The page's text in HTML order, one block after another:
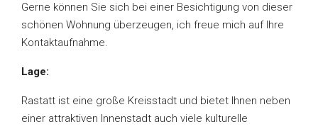
Gerne können Sie sich bei einer Besichtigung von dieser
schönen Wohnung überzeugen, ich freue mich auf Ihre
Kontaktaufnahme.
Lage:
Rastatt ist eine große Kreisstadt und bietet Ihnen neben
einer attraktiven Innenstadt auch viele kulturelle